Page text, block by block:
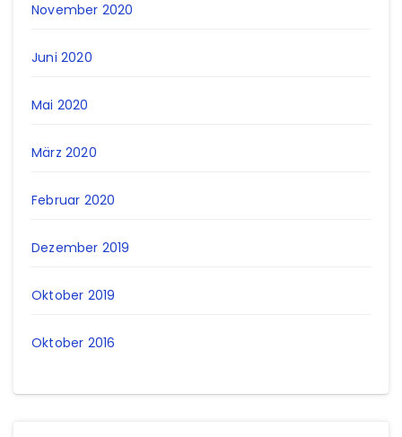
November 2020
Juni 2020
Mai 2020
März 2020
Februar 2020
Dezember 2019
Oktober 2019
Oktober 2016